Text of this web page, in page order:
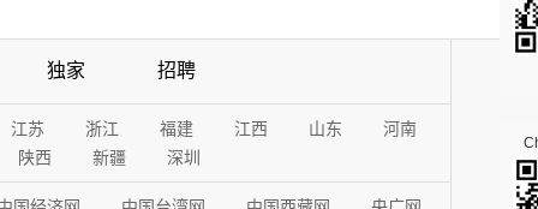
独家 招聘
江苏 浙江 福建 江西 山东
河南
陕西
新疆 深圳